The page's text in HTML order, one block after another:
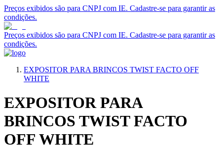
Preços exibidos são para CNPJ com IE. Cadastre-se para garantir as
condições.
Preços exibidos são para CNPJ com IE. Cadastre-se para garantir as
condições.
EXPOSITOR PARA BRINCOS TWIST FACTO OFF
WHITE
EXPOSITOR PARA
BRINCOS TWIST FACTO
OFF WHITE